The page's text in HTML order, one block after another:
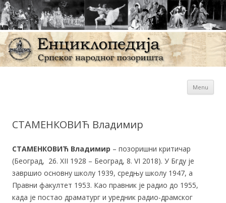
Енциклопедија СрпскогMenu
СТАМЕНКОВИЋ Владимир
СТАМЕНКОВИЋ Владимир – позоришни критичар
(Београд, 26. XII 1928 – Београд, 8. VI 2018). У Бгду је
завршио основну школу 1939, средњу школу 1947, а
Правни факултет 1953. Као правник је радио до 1955,
када је постао драматург и уредник радио-драмског